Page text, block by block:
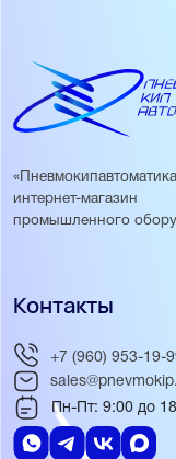
интернет-магазин
промышленного
Контакты
+7 (960) 953-19-
Пн-Пт: 9:00 до